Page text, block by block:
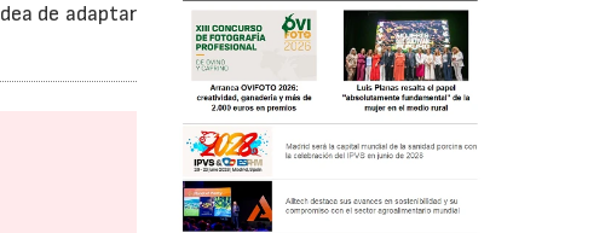
de adaptar